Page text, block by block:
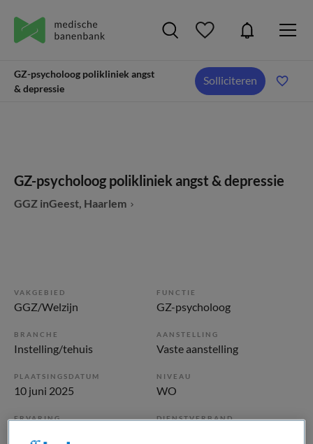
GZ-psycholoog polikliniek angst
& depressie
Solliciteren
GZ-psycholoog polikliniek angst & depressie
GGZ inGeest, Haarlem
VAKGEBIED
GGZ/Welzijn
FUNCTIE
GZ-psycholoog
BRANCHE
Instelling/tehuis
AANSTELLING
Vaste aanstelling
PLAATSINGSDATUM
10 juni 2025
NIVEAU
WO
ERVARING DIENSTVERBAND